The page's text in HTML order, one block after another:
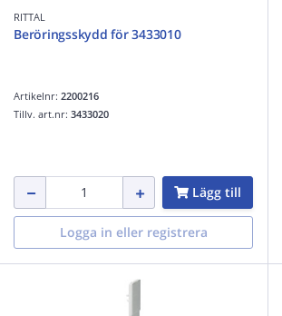
RITTAL
Beröringsskydd för 3433010
Artikelnr: 2200216
Tillv. art.nr: 3433020
Lägg till
Logga in eller registrera